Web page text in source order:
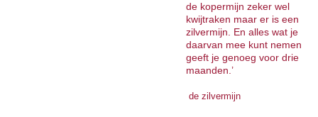
de kopermijn zeker wel
kwijtraken maar er is een
zilvermijn. En alles wat je
daarvan mee kunt nemen
geeft je genoeg voor drie
maanden.’
de zilvermijn